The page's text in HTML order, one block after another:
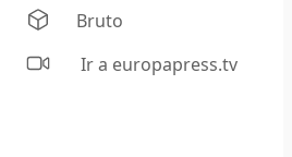
Bruto
Ir a europapress.tv